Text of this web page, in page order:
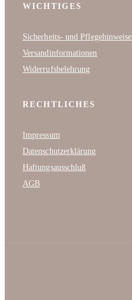
WICHTIGES
Sicherheits- und Pflegehinweise
Versandinformationen
Widerrufsbelehrung
RECHTLICHES
Impressum
Datenschutzerklärung
Haftungsausschluß
AGB